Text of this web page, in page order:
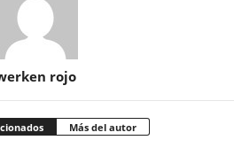
rojo
Más del autor